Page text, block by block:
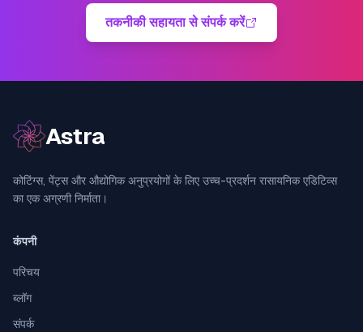
तकनीकी सहायता से संपर्क करें
Astra
कोटिंग्स, पेंट्स और औद्योगिक अनुप्रयोगों के लिए उच्च-प्रदर्शन रासायनिक एडिटिव्स
का एक अग्रणी निर्माता।
कंपनी
परिचय
ब्लॉग
संपर्क